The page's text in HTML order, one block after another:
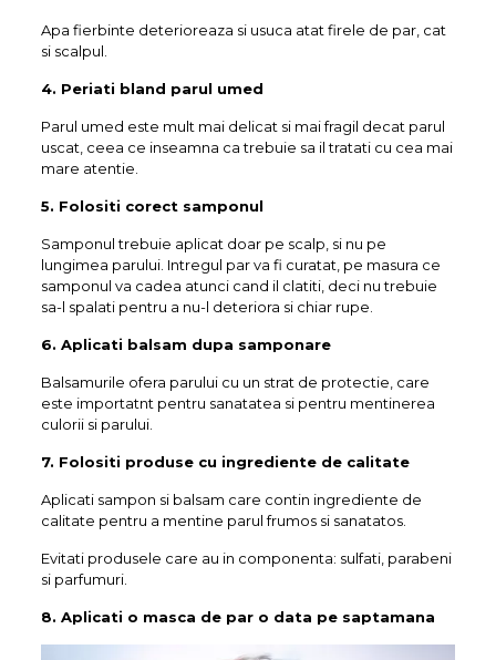
Apa fierbinte deterioreaza si usuca atat firele de par, cat
si scalpul.
4. Periati bland parul umed
Parul umed este mult mai delicat si mai fragil decat parul
uscat, ceea ce inseamna ca trebuie sa il tratati cu cea mai
mare atentie.
5. Folositi corect samponul
Samponul trebuie aplicat doar pe scalp, si nu pe
lungimea parului. Intregul par va fi curatat, pe masura ce
samponul va cadea atunci cand il clatiti, deci nu trebuie
sa-l spalati pentru a nu-l deteriora si chiar rupe.
6. Aplicati balsam dupa samponare
Balsamurile ofera parului cu un strat de protectie, care
este importatnt pentru sanatatea si pentru mentinerea
culorii si parului.
7. Folositi produse cu ingrediente de calitate
Aplicati sampon si balsam care contin ingrediente de
calitate pentru a mentine parul frumos si sanatatos.
Evitati produsele care au in componenta: sulfati, parabeni
si parfumuri.
8. Aplicati o masca de par o data pe saptamana